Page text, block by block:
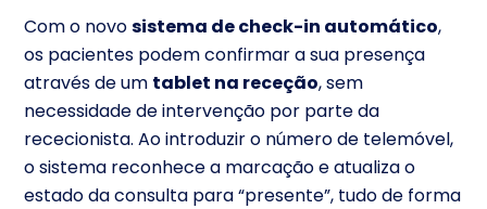
Com o novosistema de check-in automático,
os pacientes podem confirmar a sua presença
através de um tablet na receção, sem
necessidade de intervenção por parte da
rececionista. Ao introduzir o número de telemóvel,
o sistema reconhece a marcação e atualiza o
estado da consulta para “presente”, tudo de forma